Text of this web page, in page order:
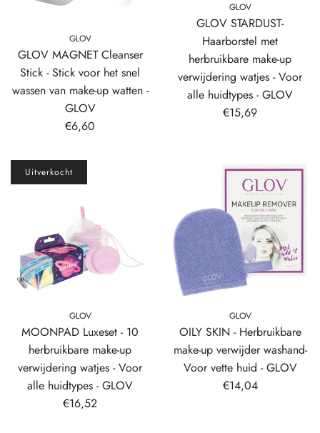
GLOV
GLOV MAGNET Cleanser
Stick - Stick voor het snel
wassen van make-up watten -
GLOV
€6,60
GLOV
GLOV STARDUST-
Haarborstel met
herbruikbare make-up
verwijdering watjes - Voor
alle huidtypes - GLOV
€15,69
GLOV
MOONPAD Luxeset - 10
herbruikbare make-up
verwijdering watjes - Voor
alle huidtypes - GLOV
€16,52
Uitverkocht
GLOV
OILY SKIN - Herbruikbare
make-up verwijder washand-
Voor vette huid - GLOV
€14,04